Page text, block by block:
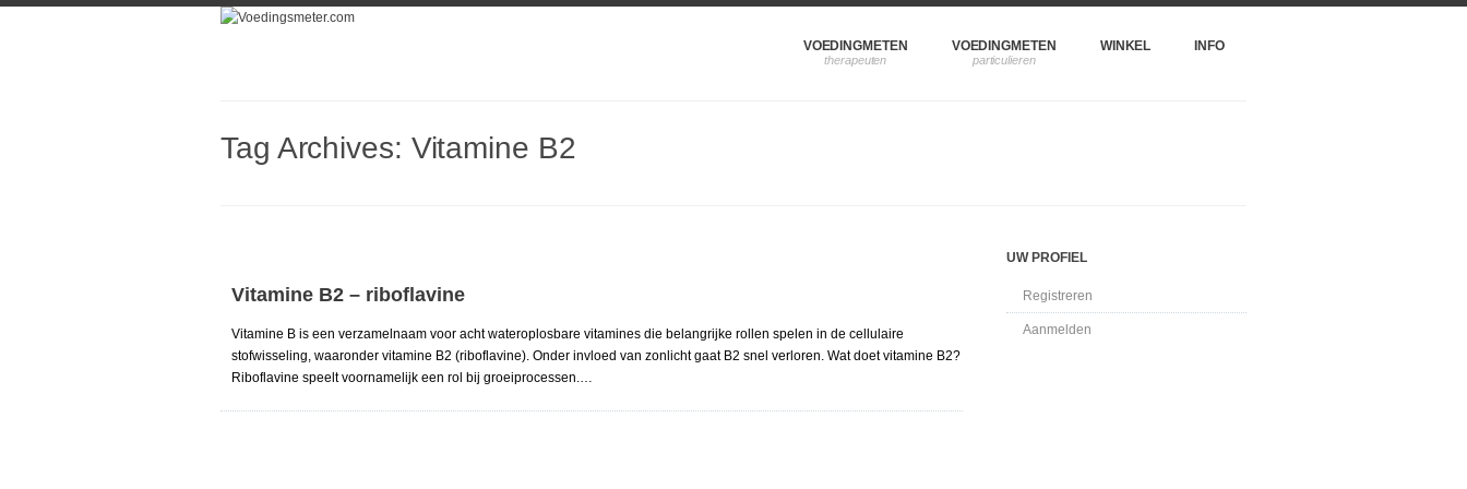
VOEDINGMETEN VOEDINGMETEN WINKEL INFO
Tag Archives: Vitamine B2
Vitamine B2 – riboflavine
Vitamine B is een verzamelnaam voor acht wateroplosbare vitamines die belangrijke rollen spelen in de cellulaire
stofwisseling, waaronder vitamine B2 (riboflavine). Onder invloed van zonlicht gaat B2 snel verloren. Wat doet vitamine B2?
Riboflavine speelt voornamelijk een rol bij groeiprocessen.…
UW PROFIEL
Registreren
Aanmelden